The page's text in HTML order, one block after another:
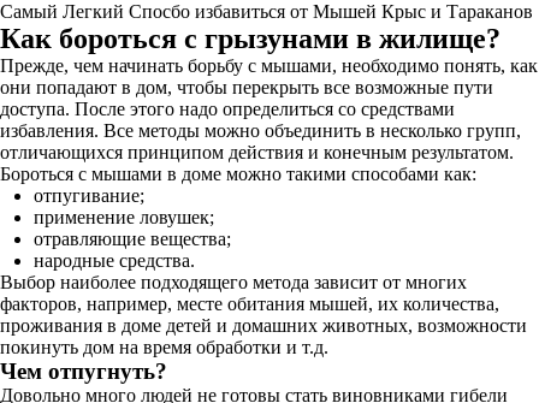
Самый Легкий Спосбо избавиться от Мышей Крыс и Тараканов
Как бороться с грызунами в жилище?
Прежде, чем начинать борьбу с мышами, необходимо понять, как
они попадают в дом, чтобы перекрыть все возможные пути
доступа. После этого надо определиться со средствами
избавления. Все методы можно объединить в несколько групп,
отличающихся принципом действия и конечным результатом.
Бороться с мышами в доме можно такими способами как:
отпугивание;
применение ловушек;
отравляющие вещества;
народные средства.
Выбор наиболее подходящего метода зависит от многих
факторов, например, месте обитания мышей, их количества,
проживания в доме детей и домашних животных, возможности
покинуть дом на время обработки и т.д.
Чем отпугнуть?
Довольно много людей не готовы стать виновниками гибели